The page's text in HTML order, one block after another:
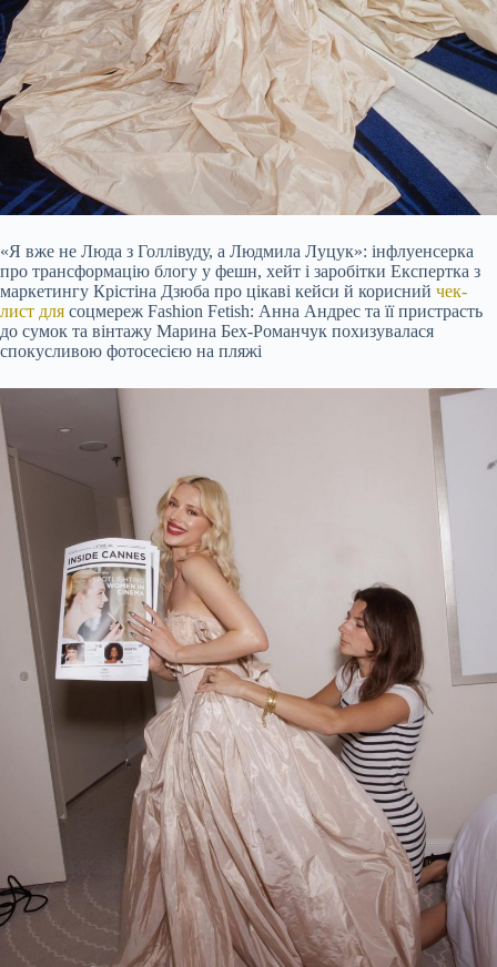
«Я вже не Люда з Голлівуду, а Людмила Луцук»: інфлуенсерка
про трансформацію блогу у фешн, хейт і заробітки Експертка з
маркетингу Крістіна Дзюба про цікаві кейси й корисний чек-
лист для соцмереж Fashion Fetish: Анна Андрес та її пристрасть
до сумок та вінтажу Марина Бех-Романчук похизувалася
спокусливою фотосесією на пляжі